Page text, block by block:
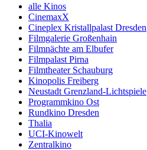
alle Kinos
CinemaxX
Cineplex Kristallpalast Dresden
Filmgalerie Großenhain
Filmnächte am Elbufer
Filmpalast Pirna
Filmtheater Schauburg
Kinopolis Freiberg
Neustadt Grenzland-Lichtspiele
Programmkino Ost
Rundkino Dresden
Thalia
UCI-Kinowelt
Zentralkino